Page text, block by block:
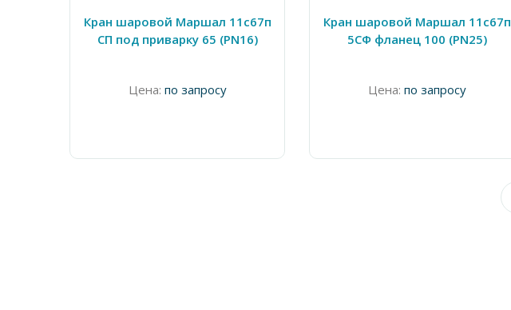
Кран шаровой Маршал 11с67п
СП под приварку 65 (PN16)
Цена: по запросу
Кран шаровой Маршал 11с67п
5СФ фланец 100 (PN25)
Цена: по запросу